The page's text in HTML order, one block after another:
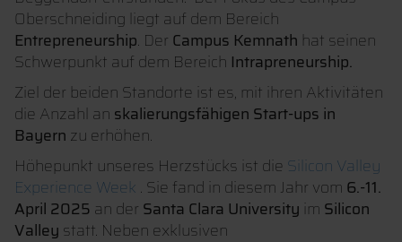
Oberschneiding liegt auf dem Bereich
Entrepreneurship. Der Campus Kemnath hat seinen
Schwerpunkt auf dem Bereich Intrapreneurship.
Ziel der beiden Standorte ist es, mit ihren Aktivitäten
die Anzahl an skalierungsfähigen Start-ups in
Bayern zu erhöhen.
Höhepunkt unseres Herzstücks ist die Silicon Valley
Experience Week . Sie fand in diesem Jahr vom 6.-11.
April 2025 an der Santa Clara University im Silicon
Valley statt. Neben exklusiven